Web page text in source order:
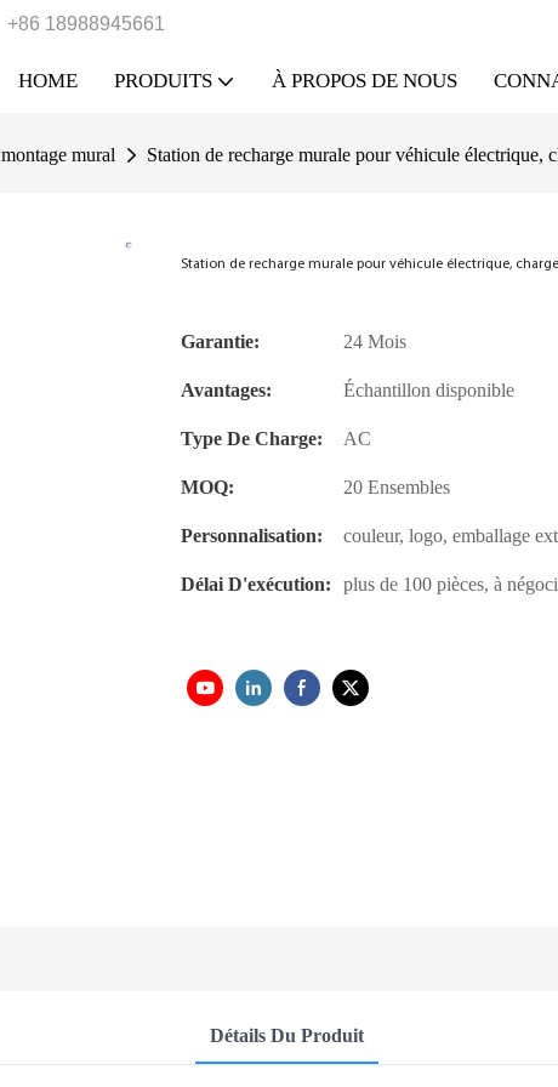
+86 18988945661
HOME PRODUITS À PROPOS DE NOUS
montage mural Station de recharge murale pour véhicule
Station de recharge murale pour véhicule électrique,
Garantie: 24 Mois
Avantages: Échantillon disponible
Type De Charge: AC
MOQ: 20 Ensembles
Personnalisation: couleur, logo, emballage
Délai D'exécution: plus de 100 pièces, à
Détails Du Produit